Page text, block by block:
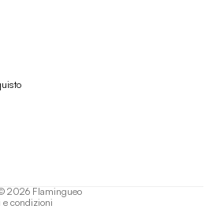
2026 Flamingueo
e condizioni